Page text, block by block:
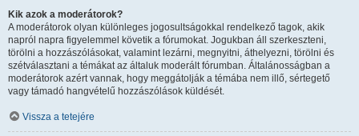
Kik azok a moderátorok?
A moderátorok olyan különleges jogosultságokkal rendelkező tagok, akik
napról napra figyelemmel követik a fórumokat. Jogukban áll szerkeszteni,
törölni a hozzászólásokat, valamint lezárni, megnyitni, áthelyezni, törölni és
szétválasztani a témákat az általuk moderált fórumban. Általánosságban a
moderátorok azért vannak, hogy meggátolják a témába nem illő, sértegető
vagy támadó hangvételű hozzászólások küldését.
Vissza a tetejére